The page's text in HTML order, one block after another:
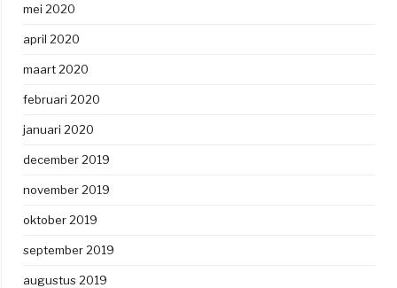
mei 2020
april 2020
maart 2020
februari 2020
januari 2020
december 2019
november 2019
oktober 2019
september 2019
augustus 2019